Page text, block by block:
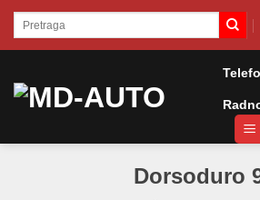
SkipPretraži:
Dorsoduro